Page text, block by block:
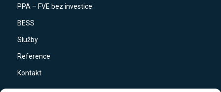
PPA – FVE bez investice
BESS
Služby
Reference
Kontakt